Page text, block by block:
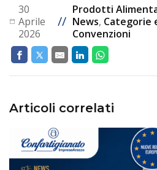
30
Aprile
2026
//
Prodotti
News, Categorie
Convenzioni
Articoli correlati